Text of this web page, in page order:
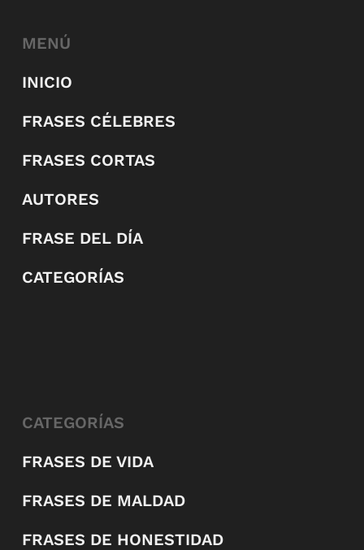
MENÚ
INICIO
FRASES CÉLEBRES
FRASES CORTAS
AUTORES
FRASE DEL DÍA
CATEGORÍAS
CATEGORÍAS
FRASES DE VIDA
FRASES DE MALDAD
FRASES DE HONESTIDAD